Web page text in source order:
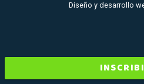
Diseño y desarrollo